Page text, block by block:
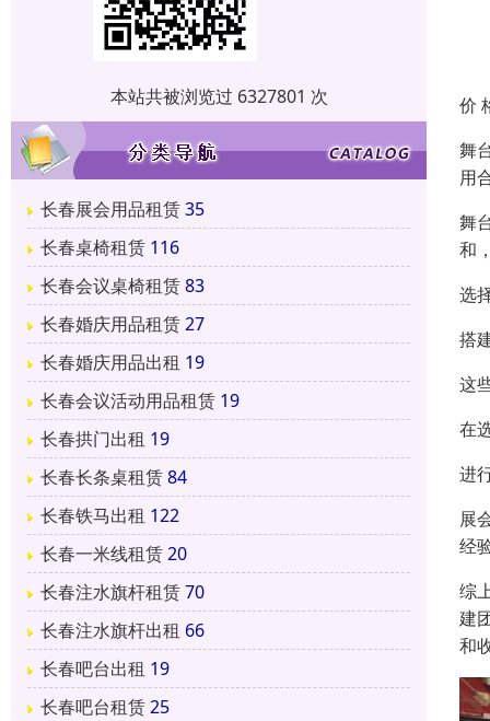
本站共被浏览过 6327801 次
长春展会用品租赁35
长春桌椅租赁 116
长春会议桌椅租赁83
长春婚庆用品租赁27
长春婚庆用品出租 19
长春会议活动用品租赁 19
长春拱门出租 19
长春长条桌租赁84
长春铁马出租 122
长春一米线租赁20
长春注水旗杆租赁70
长春注水旗杆出租 66
长春吧台出租 19
长春吧台租赁25
价
舞
用
舞
和
选
搭
这
在
进
展
经
综
建
和